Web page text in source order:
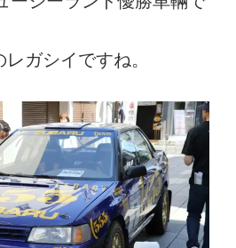
ガシイですね。